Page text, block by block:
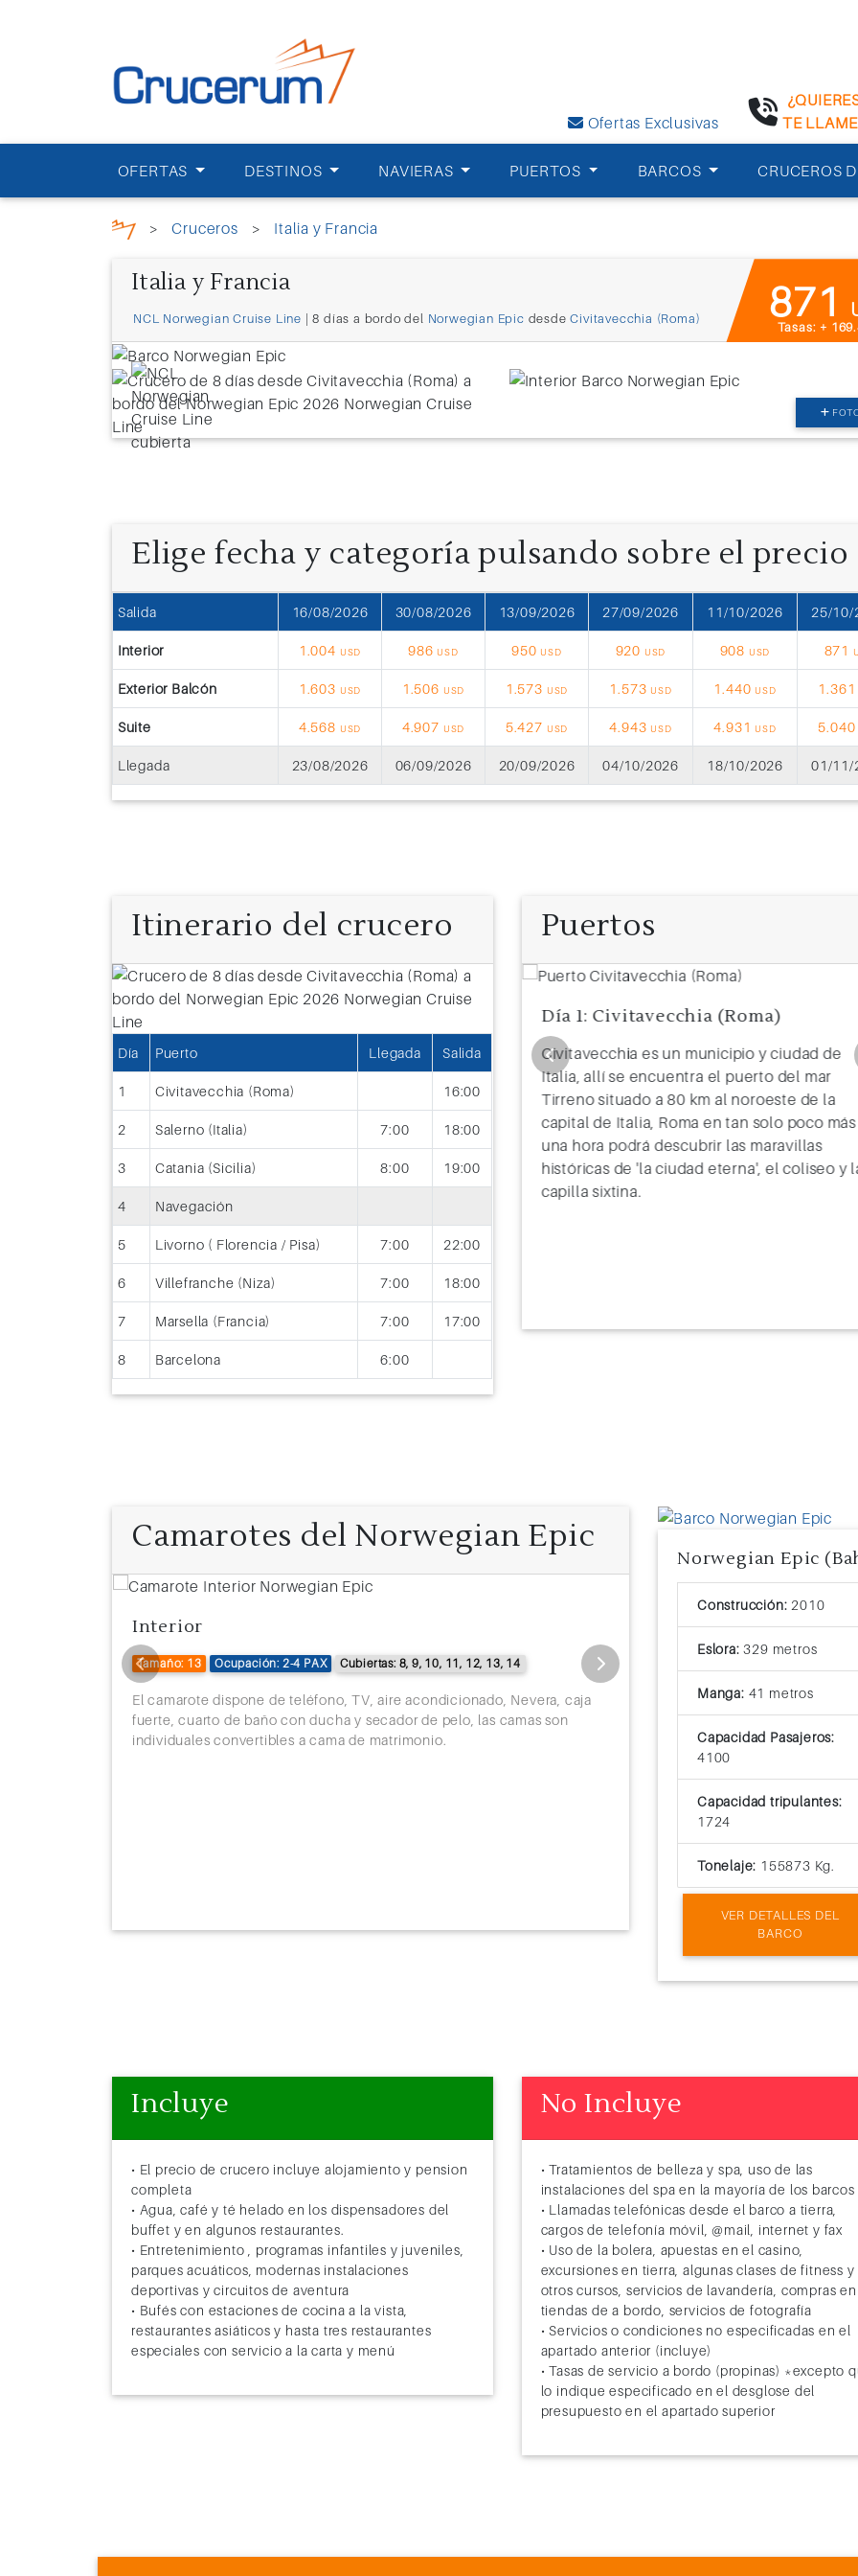
Ofertas Exclusivas
TE
OFERTAS DESTINOS NAVIERAS PUERTOS BARCOS CRUCEROS
> Cruceros > Italia y Francia
Italia y Francia
NCL Norwegian Cruise Line | 8 días a bordo del Norwegian Epic desdeCivitavecchia (Roma) 871
Tasas: +
Elige fecha y categoría pulsando sobre el precio
Salida 16/08/2026 30/08/2026 13/09/2026 27/09/2026 11/10/2026 25/10/
Interior 1.004 USD 986 USD 950 USD 920 USD 908 USD 871
Exterior Balcón 1.603 USD 1.506 USD 1.573 USD 1.573 USD 1.440 USD 1.361
Suite 4.568 USD 4.907 USD 5.427 USD 4.943 USD 4.931 USD 5.040
Llegada 23/08/2026 06/09/2026 20/09/2026 04/10/2026 18/10/2026 01/11/
Itinerario del crucero
Día Puerto Llegada Salida
1 Civitavecchia (Roma) 16:00
2 Salerno (Italia) 7:00 18:00
3 Catania (Sicilia) 8:00 19:00
4 Navegación
5 Livorno ( Florencia / Pisa) 7:00 22:00
6 Villefranche (Niza) 7:00 18:00
7 Marsella (Francia) 7:00 17:00
8 Barcelona 6:00
Puertos
Barcelona es una ciudad española, capital de
Cataluña, puerto líder en el mar Mediterráneo.
Es una de las ciudades emblemáticas de
Europa, contando con 7 terminales
internacionales dedicadas al turismo de
cruceros. Sus calles son escenario para la
creatividad y el talento con música, teatro y
arte.
Día 1: Civitavecchia (Roma)
Civitavecchia es un municipio y ciudad de
Italia, allí se encuentra el puerto del mar
Tirreno situado a 80 km al noroeste de la
capital de Italia, Roma en tan solo poco
una hora podrá descubrir las maravillas
históricas de 'la ciudad eterna', el coliseo y
capilla sixtina.
Camarotes del Norwegian Epic
Interior
Tamaño: 13 Ocupación: 2-4 PAX Cubiertas: 8, 9, 10, 11, 12, 13, 14
El camarote dispone de teléfono, TV, aire acondicionado, Nevera, caja
fuerte, cuarto de baño con ducha y secador de pelo, las camas son
individuales convertibles a cama de matrimonio.
Exterior Balcón
Tamaño: 17 - 33 m2
Dos Camas bajas o cama
Previous
Construcción: 2010
Eslora: 329 metros
Manga: 41 metros
Capacidad Pasajeros:
4100
Capacidad tripulantes:
1724
Tonelaje: 155873 Kg.
VER DETALLES DEL
BARCO
Incluye
• El precio de crucero incluye alojamiento y pension
completa
• Agua, café y té helado en los dispensadores del
buffet y en algunos restaurantes.
• Entretenimiento , programas infantiles y juveniles,
parques acuáticos, modernas instalaciones
deportivas y circuitos de aventura
• Bufés con estaciones de cocina a la vista,
restaurantes asiáticos y hasta tres restaurantes
especiales con servicio a la carta y menú
No Incluye
• Tratamientos de belleza y spa, uso de las
instalaciones del spa en la mayoría de los barcos
• Llamadas telefónicas desde el barco a tierra,
cargos de telefonía móvil, @mail, internet y fax
• Uso de la bolera, apuestas en el casino,
excursiones en tierra, algunas clases de fitness y
otros cursos, servicios de lavandería, compras en
tiendas de a bordo, servicios de fotografía
• Servicios o condiciones no especificadas en el
apartado anterior (incluye)
• Tasas de servicio a bordo (propinas) *excepto
lo indique especificado en el desglose del
presupuesto en el apartado superior